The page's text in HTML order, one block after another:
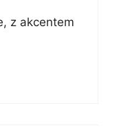
z akcentem